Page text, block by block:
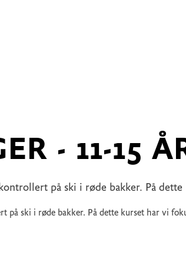
- 11-15
på ski i røde bakker. På
på ski i røde bakker. På dette kurset har vi